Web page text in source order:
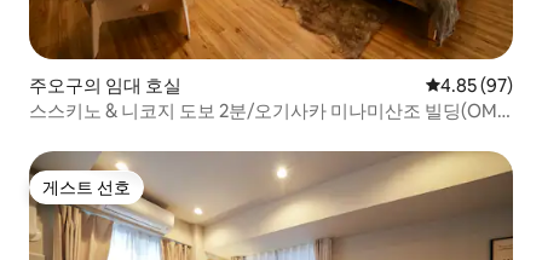
주오구의 임대 호실 평점 4.85점(5
4.85 (97)
스스키노 & 니코지 도보 2분/오기사카 미나미산조 빌딩(OM),
게스트 선호
게스트 선호